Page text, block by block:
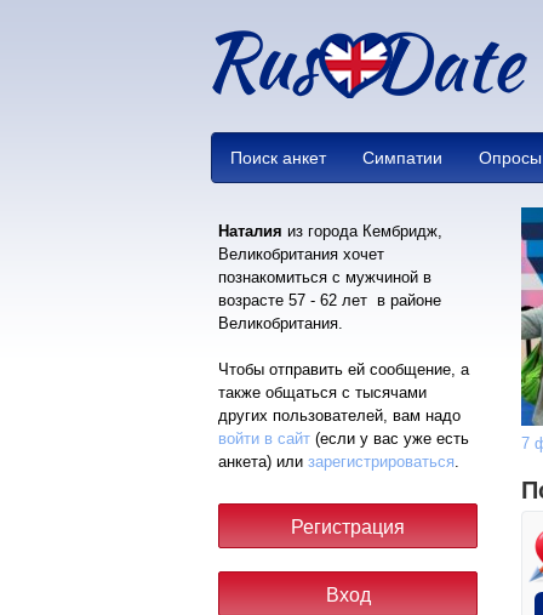
Поиск анкет Симпатии Опросы
Наталия из города Кембридж,
Великобритания хочет
познакомиться с мужчиной в
возрасте 57 - 62 лет в районе
Великобритания.
Чтобы отправить ей сообщение, а
также общаться с тысячами
других пользователей, вам надо
войти в сайт (если у вас уже есть
анкета) или зарегистрироваться.
7